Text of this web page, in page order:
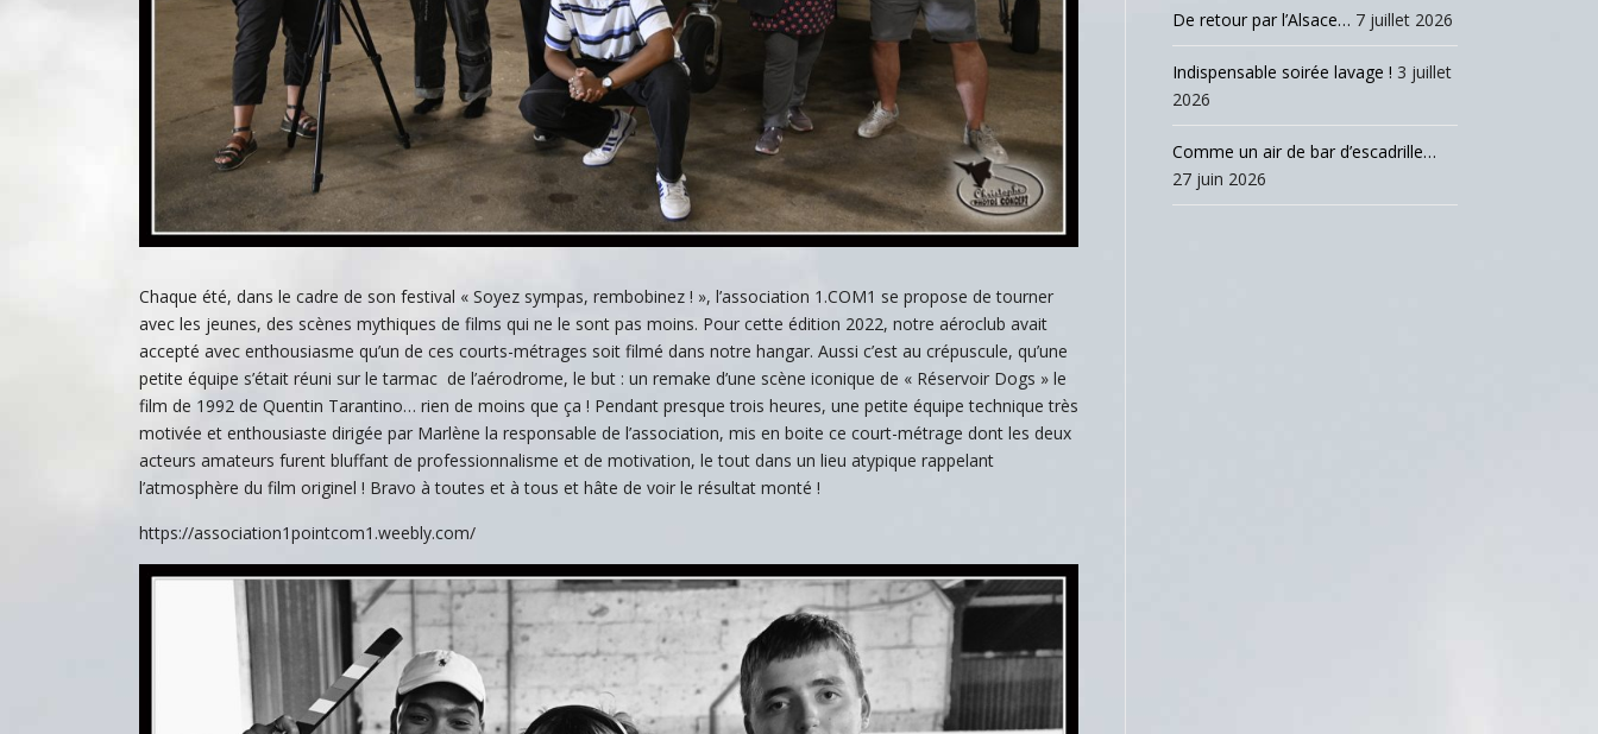
Chaque été, dans le cadre de son festival « Soyez sympas, rembobinez ! », l’association 1.COM1 se propose de tourner
avec les jeunes, des scènes mythiques de films qui ne le sont pas moins. Pour cette édition 2022, notre aéroclub avait
accepté avec enthousiasme qu’un de ces courts-métrages soit filmé dans notre hangar. Aussi c’est au crépuscule, qu’une
petite équipe s’était réuni sur le tarmac de l’aérodrome, le but : un remake d’une scène iconique de « Réservoir Dogs » le
film de 1992 de Quentin Tarantino… rien de moins que ça ! Pendant presque trois heures, une petite équipe technique très
motivée et enthousiaste dirigée par Marlène la responsable de l’association, mis en boite ce court-métrage dont les deux
acteurs amateurs furent bluffant de professionnalisme et de motivation, le tout dans un lieu atypique rappelant
l’atmosphère du film originel ! Bravo à toutes et à tous et hâte de voir le résultat monté !
https://association1pointcom1.weebly.com/
De retour par l’Alsace… 7 juillet 2026
Indispensable soirée lavage ! 3 juillet
2026
Comme un air de bar d’escadrille…
27 juin 2026